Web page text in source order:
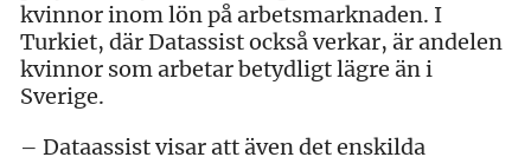
kvinnor inom lön på arbetsmarknaden. I
Turkiet, där Datassist också verkar, är andelen
kvinnor som arbetar betydligt lägre än i
Sverige.
– Dataassist visar att även det enskilda